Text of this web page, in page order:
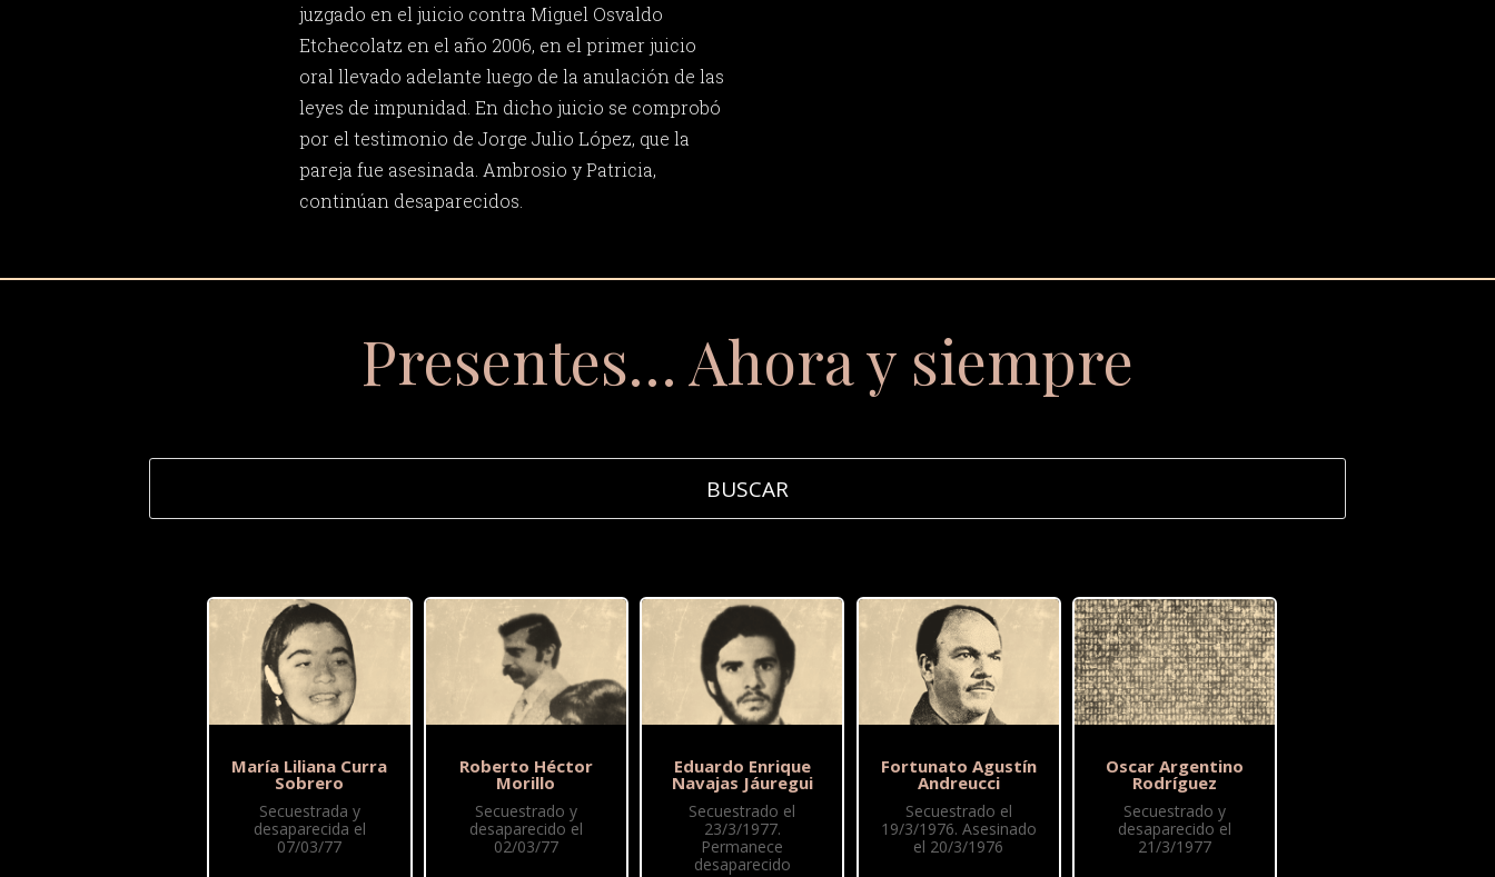
juzgado en el juicio contra Miguel Osvaldo
Etchecolatz en el año 2006, en el primer juicio
oral llevado adelante luego de la anulación de las
leyes de impunidad. En dicho juicio se comprobó
por el testimonio de Jorge Julio López, que la
pareja fue asesinada. Ambrosio y Patricia,
continúan desaparecidos.
Presentes… Ahora y siempre
María Liliana Curra
Sobrero
Secuestrada y
desaparecida el
07/03/77
Roberto Héctor
Morillo
Secuestrado y
desaparecido el
02/03/77
Eduardo Enrique
Navajas Jáuregui
Secuestrado el
23/3/1977.
Permanece
desaparecido
Fortunato Agustín
Andreucci
Secuestrado el
19/3/1976. Asesinado
el 20/3/1976
Oscar Argentino
Rodríguez
Secuestrado y
desaparecido el
21/3/1977